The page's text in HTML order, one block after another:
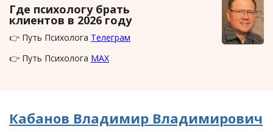
Где психологу брать
клиентов в 2026 году
👉 Путь Психолога Телеграм
👉 Путь Психолога MAX
Кабанов Владимир Владимирович